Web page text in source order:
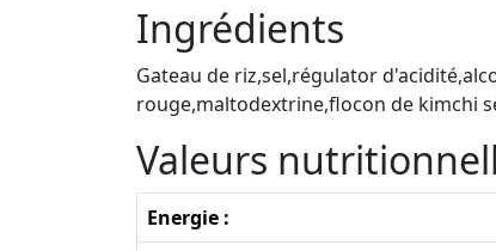
Ingrédients
Gateau de riz,sel,régulator
rouge,maltodextrine,flocon de kimchi
Valeurs
Energie :